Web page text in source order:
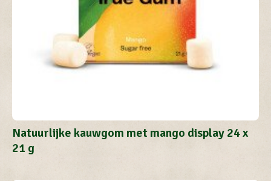
Natuurlijke kauwgom met mango display 24 x
21 g